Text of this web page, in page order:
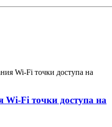
Wi-Fi точки доступа на